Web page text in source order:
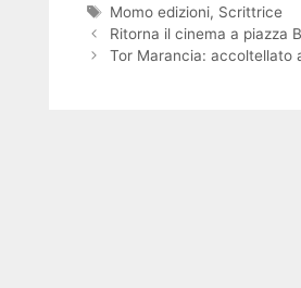
Tag
Momo edizioni, Scrittrice
Ritorna il cinema a piazza
Tor Marancia: accoltellato